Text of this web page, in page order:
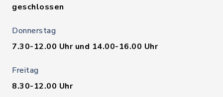
geschlossen
Donnerstag
7.30-12.00 Uhr und 14.00-16.00 Uhr
Freitag
8.30-12.00 Uhr